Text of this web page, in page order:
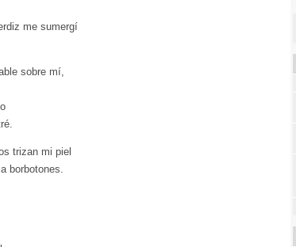
me sumergí
sobre mí,
trizan mi piel
borbotones.